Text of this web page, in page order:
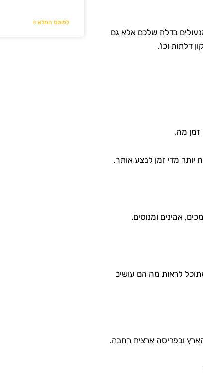
בדלת שלכם אלא גם
דלתות וכו'.
זמן מה,
יותר מדי זמן לבצע אותה.
אמינים ומנוסים.
לראות מה הם עושים
הארץ ובפריסה ארצית רחבה.
לפוסט המלא »